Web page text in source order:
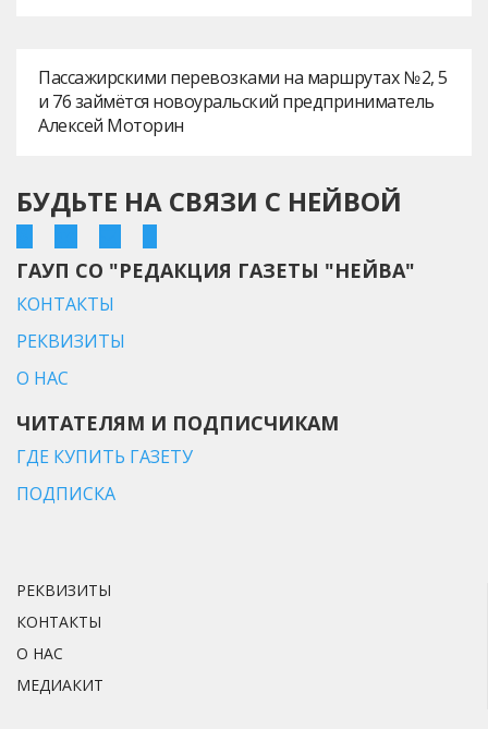
Пассажирскими перевозками на маршрутах № 2, 5
и 76 займётся новоуральский предприниматель
Алексей Моторин
БУДЬТЕ НА СВЯЗИ С НЕЙВОЙ
ГАУП СО "РЕДАКЦИЯ ГАЗЕТЫ "НЕЙВА"
КОНТАКТЫ
РЕКВИЗИТЫ
О НАС
ЧИТАТЕЛЯМ И ПОДПИСЧИКАМ
ГДЕ КУПИТЬ ГАЗЕТУ
ПОДПИСКА
РЕКВИЗИТЫ
КОНТАКТЫ
О НАС
МЕДИАКИТ